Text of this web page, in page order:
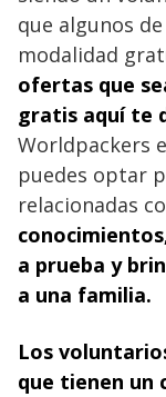
que algunos
modalidad
ofertas que
gratis aquí te
Worldpackers
puedes optar
relacionadas
a prueba y
a una familia.
Los
que tienen un